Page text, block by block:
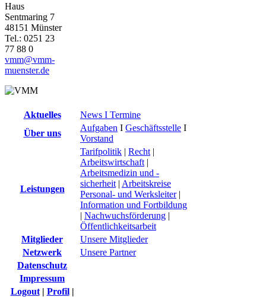
Haus
Sentmaring 7
48151 Münster
Tel.: 0251 23
77 88 0
vmm@vmm-
muenster.de
Aktuelles
News I Termine
Über uns
Aufgaben I Geschäftsstelle I
Vorstand
Leistungen
Tarifpolitik | Recht |
Arbeitswirtschaft |
Arbeitsmedizin und -
sicherheit | Arbeitskreise
Personal- und Werksleiter|
Information und Fortbildung
| Nachwuchsförderung |
Öffentlichkeitsarbeit
Mitglieder
Unsere Mitglieder
Netzwerk
Unsere Partner
Datenschutz
Impressum
Logout| Profil|